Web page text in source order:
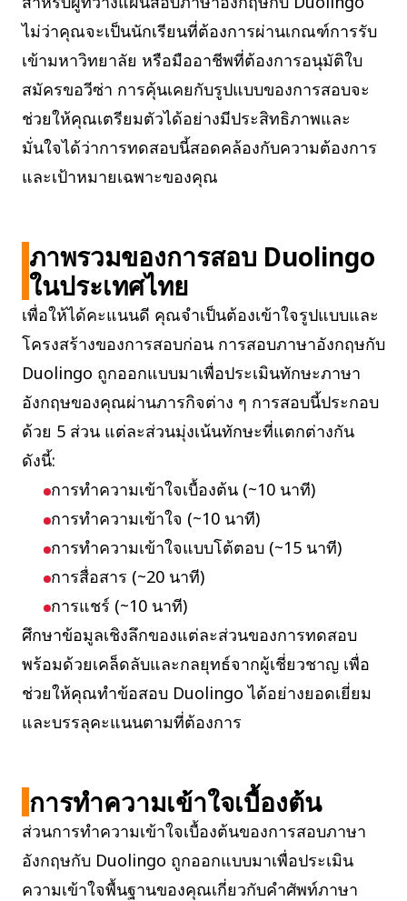
ไม่ว่าคุณจะเป็นนักเรียนที่ต้องการผ่านเกณฑ์การรับ
เข้ามหาวิทยาลัย หรือมืออาชีพที่ต้องการอนุมัติใบ
สมัครขอวีซ่า การคุ้นเคยกับรูปแบบของการสอบจะ
ช่วยให้คุณเตรียมตัวได้อย่างมีประสิทธิภาพและ
มั่นใจได้ว่าการทดสอบนี้สอดคล้องกับความต้องการ
และเป้าหมายเฉพาะของคุณ
ภาพรวมของการสอบ Duolingo
ในประเทศไทย
เพื่อให้ได้คะแนนดี คุณจำเป็นต้องเข้าใจรูปแบบและ
โครงสร้างของการสอบก่อน การสอบภาษาอังกฤษกับ
Duolingo ถูกออกแบบมาเพื่อประเมินทักษะภาษา
อังกฤษของคุณผ่านภารกิจต่าง ๆ การสอบนี้ประกอบ
ด้วย 5 ส่วน แต่ละส่วนมุ่งเน้นทักษะที่แตกต่างกัน
ดังนี้:
การทำความเข้าใจเบื้องต้น (~10 นาที)
การทำความเข้าใจ (~10 นาที)
การทำความเข้าใจแบบโต้ตอบ (~15 นาที)
การสื่อสาร (~20 นาที)
การแชร์ (~10 นาที)
ศึกษาข้อมูลเชิงลึกของแต่ละส่วนของการทดสอบ
พร้อมด้วยเคล็ดลับและกลยุทธ์จากผู้เชี่ยวชาญ เพื่อ
ช่วยให้คุณทำข้อสอบ Duolingo ได้อย่างยอดเยี่ยม
และบรรลุคะแนนตามที่ต้องการ
การทำความเข้าใจเบื้องต้น
ส่วนการทำความเข้าใจเบื้องต้นของการสอบภาษา
อังกฤษกับ Duolingo ถูกออกแบบมาเพื่อประเมิน
ความเข้าใจพื้นฐานของคุณเกี่ยวกับคำศัพท์ภาษา